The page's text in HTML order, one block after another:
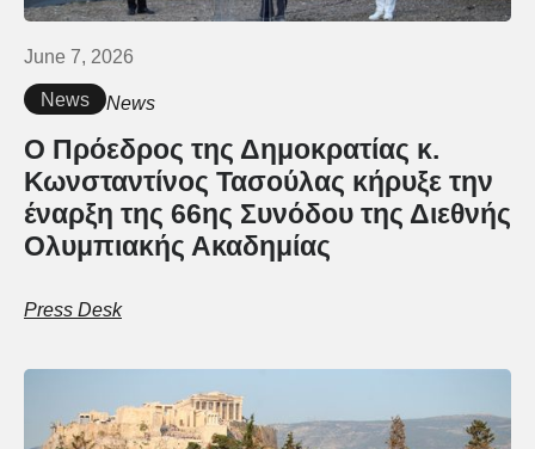
June 7, 2026
News News
Ο Πρόεδρος της Δημοκρατίας κ.
Κωνσταντίνος Τασούλας κήρυξε την
έναρξη της 66ης Συνόδου της Διεθνής
Ολυμπιακής Ακαδημίας
Press Desk